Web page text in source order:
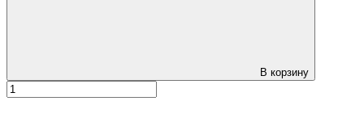
В корзину